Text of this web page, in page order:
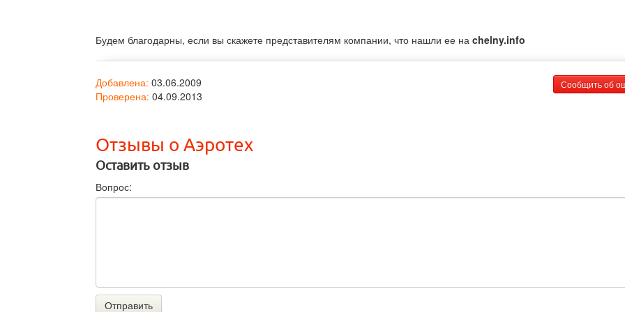
Будем благодарны, если вы скажете представителям компании, что нашли ее на chelny.info
Сообщить об
Добавлена: 03.06.2009
Проверена: 04.09.2013
Отзывы о Аэротех
Оставить отзыв
Вопрос:
Отправить